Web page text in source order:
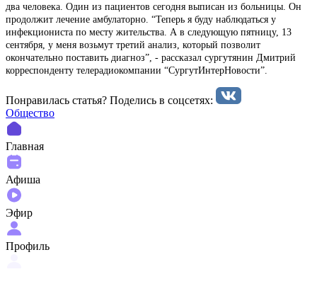
два человека. Один из пациентов сегодня выписан из больницы. Он
продолжит лечение амбулаторно. “Теперь я буду наблюдаться у
инфекциониста по месту жительства. А в следующую пятницу, 13
сентября, у меня возьмут третий анализ, который позволит
окончательно поставить диагноз”, - рассказал сургутянин Дмитрий
корреспонденту телерадиокомпании “СургутИнтерНовости”.
Понравилась статья? Поделиcь в соцсетях:
Общество
Главная
Афиша
Эфир
Профиль